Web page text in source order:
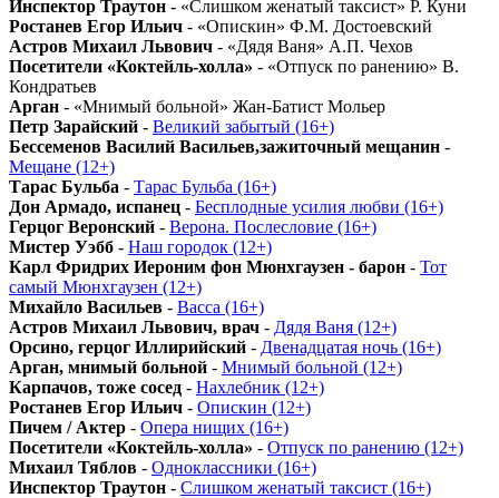
Инспектор Траутон - «Слишком женатый таксист» Р. Куни
Ростанев Егор Ильич - «Опискин» Ф.М. Достоевский
Астров Михаил Львович - «Дядя Ваня» А.П. Чехов
Посетители «Коктейль-холла» - «Отпуск по ранению» В.
Кондратьев
Арган - «Мнимый больной» Жан-Батист Мольер
Петр Зарайский - Великий забытый (16+)
Бессеменов Василий Васильев,зажиточный мещанин -
Мещане (12+)
Тарас Бульба - Тарас Бульба (16+)
Дон Армадо, испанец - Бесплодные усилия любви (16+)
Герцог Веронский - Верона. Послесловие (16+)
Мистер Уэбб - Наш городок (12+)
Карл Фридрих Иероним фон Мюнхгаузен - барон - Тот
самый Мюнхгаузен (12+)
Михайло Васильев - Васса (16+)
Астров Михаил Львович, врач - Дядя Ваня (12+)
Орсино, герцог Иллирийский - Двенадцатая ночь (16+)
Арган, мнимый больной - Мнимый больной (12+)
Карпачов, тоже сосед - Нахлебник (12+)
Ростанев Егор Ильич - Опискин (12+)
Пичем / Актер - Опера нищих (16+)
Посетители «Коктейль-холла» - Отпуск по ранению (12+)
Михаил Тяблов - Одноклассники (16+)
Инспектор Траутон - Слишком женатый таксист (16+)